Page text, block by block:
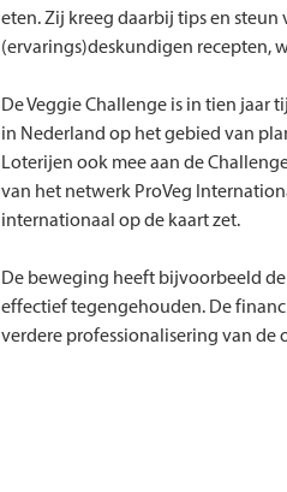
eten. Zij kreeg daarbij tips en
(ervarings)deskundigen recepten,
De Veggie Challenge is in tien
in Nederland op het gebied van
Loterijen ook mee aan de
van het netwerk ProVeg
internationaal op de kaart zet.
De beweging heeft bijvoorbeeld
effectief tegengehouden. De
verdere professionalisering van de